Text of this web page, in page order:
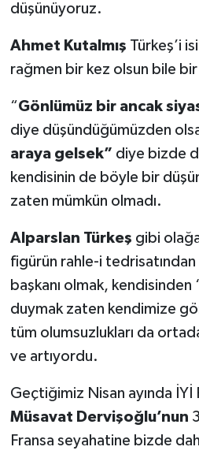
düşünüyoruz.
Ahmet Kutalmış Türkeş’i
rağmen bir kez olsun bile
“Gönlümüz bir ancak
diye düşündüğümüzden
araya gelsek” diye bizde
kendisinin de böyle bir
zaten mümkün olmadı.
Alparslan Türkeş gibi
figürün rahle-i
başkanı olmak, kendisinden
duymak zaten kendimize
tüm olumsuzlukları da
ve artıyordu.
Geçtiğimiz Nisan ayında İYİ
Müsavat Dervişoğlu’nun
Fransa seyahatine bizde